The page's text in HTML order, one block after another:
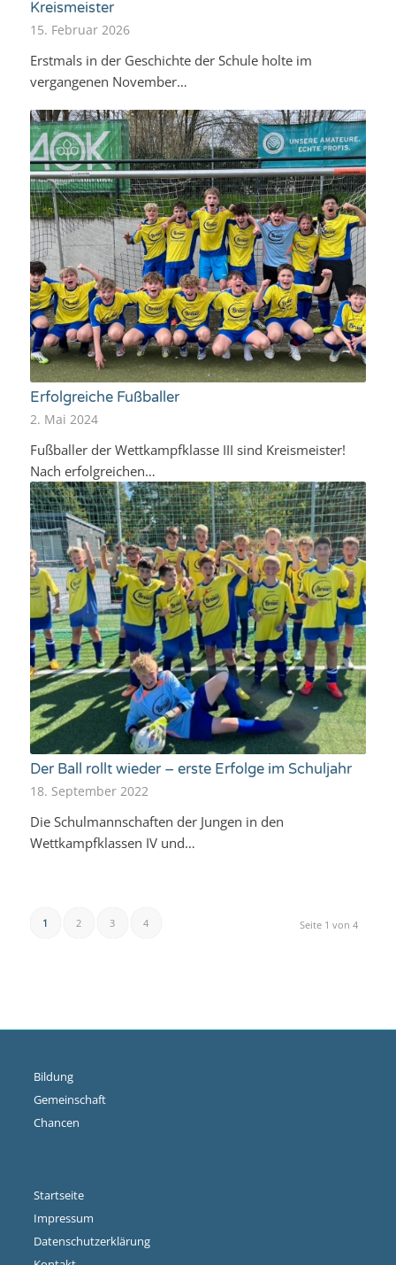
Kreismeister
15. Februar 2026
Erstmals in der Geschichte der Schule holte im
vergangenen November…
Erfolgreiche Fußballer
2. Mai 2024
Fußballer der Wettkampfklasse III sind Kreismeister!
Nach erfolgreichen…
Der Ball rollt wieder – erste Erfolge im Schuljahr
18. September 2022
Die Schulmannschaften der Jungen in den
Wettkampfklassen IV und…
Seite 1 von 4
1 2 3 4
Bildung
Gemeinschaft
Chancen
Startseite
Impressum
Datenschutzerklärung